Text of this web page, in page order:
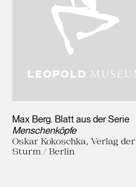
Max Berg. Blatt aus der Serie
Menschenköpfe
Oskar Kokoschka, Verlag der
Sturm / Berlin